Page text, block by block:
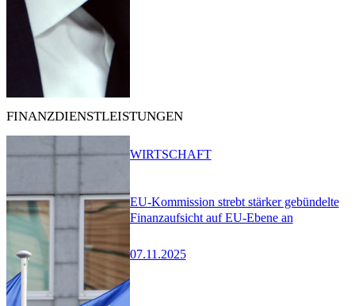
FINANZDIENSTLEISTUNGEN
EU-Kommission strebt stärker gebündelte
Finanzaufsicht auf EU-Ebene an
07.11.2025
WIRTSCHAFT